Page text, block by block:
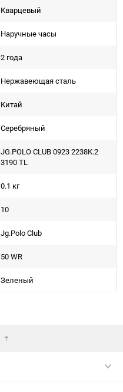
Кварцевый
Наручные часы
2 года
Нержавеющая сталь
Китай
Серебряный
JG.POLO CLUB 0923 2238K.2
3190 TL
0.1 кг
10
Jg.Polo Club
50 WR
Зеленый